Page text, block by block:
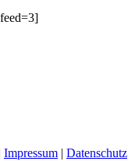
Impressum | Datenschutz